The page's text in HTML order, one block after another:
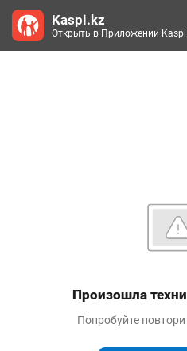
Произошла
Попробуйте
Kaspi.kz
Открыть в Приложении